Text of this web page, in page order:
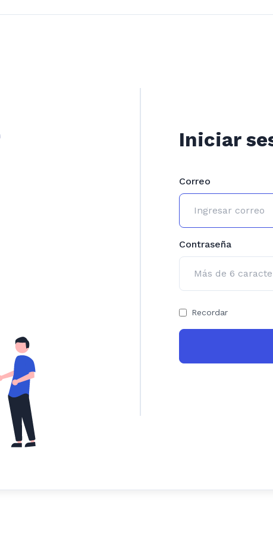
Iniciar
Correo
Contraseña
Recordar